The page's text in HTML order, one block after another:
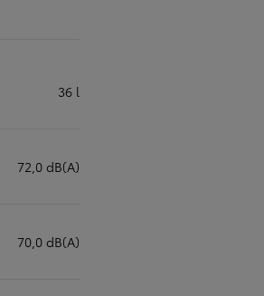
36 l
72,0 dB(A)
70,0 dB(A)